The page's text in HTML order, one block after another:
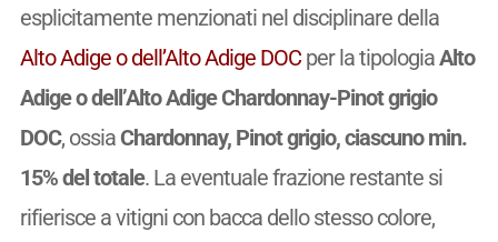
esplicitamente menzionati nel disciplinare della
Alto Adige o dell’Alto Adige DOCper la tipologiaAlto
Adige o dell’Alto Adige Chardonnay-Pinot grigio
DOC, ossia Chardonnay, Pinot grigio, ciascuno min.
15% del totale. La eventuale frazione restante si
rifierisce a vitigni con bacca dello stesso colore,